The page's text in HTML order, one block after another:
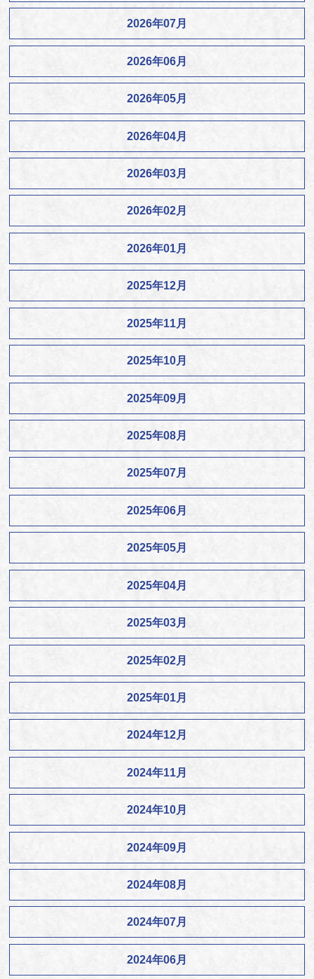
2026年07月
2026年06月
2026年05月
2026年04月
2026年03月
2026年02月
2026年01月
2025年12月
2025年11月
2025年10月
2025年09月
2025年08月
2025年07月
2025年06月
2025年05月
2025年04月
2025年03月
2025年02月
2025年01月
2024年12月
2024年11月
2024年10月
2024年09月
2024年08月
2024年07月
2024年06月